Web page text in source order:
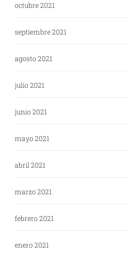
octubre 2021
septiembre 2021
agosto 2021
julio 2021
junio 2021
mayo 2021
abril 2021
marzo 2021
febrero 2021
enero 2021